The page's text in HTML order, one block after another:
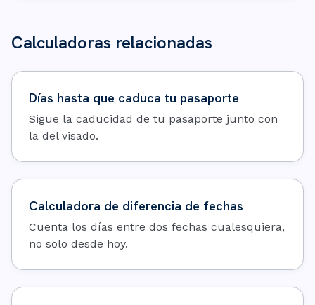
Calculadoras relacionadas
Días hasta que caduca tu pasaporte
Sigue la caducidad de tu pasaporte junto con
la del visado.
Calculadora de diferencia de fechas
Cuenta los días entre dos fechas cualesquiera,
no solo desde hoy.